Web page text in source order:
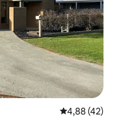
Évaluation
4,88 (42)